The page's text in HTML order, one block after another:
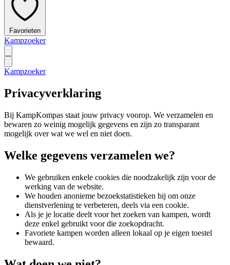
Favorieten
Kampzoeker
Kampzoeker
Privacyverklaring
Bij KampKompas staat jouw privacy voorop. We verzamelen en
bewaren zo weinig mogelijk gegevens en zijn zo transparant
mogelijk over wat we wel en niet doen.
Welke gegevens verzamelen we?
We gebruiken enkele cookies die noodzakelijk zijn voor de
werking van de website.
We houden anonieme bezoekstatistieken bij om onze
dienstverlening te verbeteren, deels via een cookie.
Als je je locatie deelt voor het zoeken van kampen, wordt
deze enkel gebruikt voor die zoekopdracht.
Favoriete kampen worden alleen lokaal op je eigen toestel
bewaard.